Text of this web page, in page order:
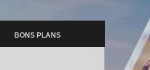
BONS PLANS